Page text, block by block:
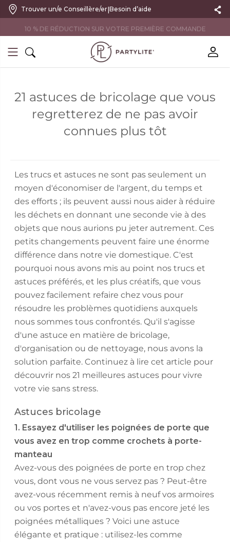
Trouver un/e Conseillère/er|Besoin d’aide
10 % DE RÉDUCTION SUR VOTRE PREMIÈRE COMMANDE
21 astuces de bricolage que vous
regretterez de ne pas avoir
connues plus tôt
Les trucs et astuces ne sont pas seulement un
moyen d'économiser de l'argent, du temps et
des efforts ; ils peuvent aussi nous aider à réduire
les déchets en donnant une seconde vie à des
objets que nous aurions pu jeter autrement. Ces
petits changements peuvent faire une énorme
différence dans notre vie domestique. C'est
pourquoi nous avons mis au point nos trucs et
astuces préférés, et les plus créatifs, que vous
pouvez facilement refaire chez vous pour
résoudre les problèmes quotidiens auxquels
nous sommes tous confrontés. Qu'il s'agisse
d'une astuce en matière de bricolage,
d'organisation ou de nettoyage, nous avons la
solution parfaite. Continuez à lire cet article pour
découvrir nos 21 meilleures astuces pour vivre
votre vie sans stress.
Astuces bricolage
1. Essayez d'utiliser les poignées de porte que
vous avez en trop comme crochets à porte-
manteau
Avez-vous des poignées de porte en trop chez
vous, dont vous ne vous servez pas ? Peut-être
avez-vous récemment remis à neuf vos armoires
ou vos portes et n'avez-vous pas encore jeté les
poignées métalliques ? Voici une astuce
élégante et pratique : utilisez-les comme